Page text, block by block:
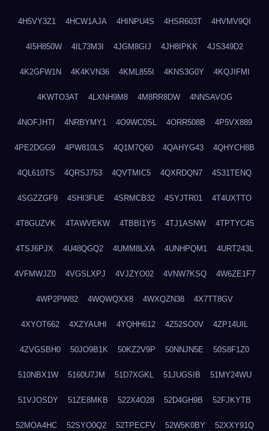
4H5VY3Z1 4HCW1AJA 4HINPU4S 4HSR603T 4HVMV9QI
4I5H850W 4IL73M3I 4JGM8GIJ 4JH8IPKK 4JS349D2
4K2GFW1N 4K4KVN36 4KML855I 4KNS3G0Y 4KQJIFMI
4KWTO3AT 4LXNH9M8 4M8RR8DW 4NNSAVOG
4NOFJHTI 4NRBYMY1 4O9WC0SL 4ORR508B 4P5VX889
4PE2DGG9 4PW810LS 4Q1M7Q60 4QAHYG43 4QHYCH8B
4QL610TS 4QRSJ753 4QVTMIC5 4QXRDQN7 4S31TENQ
4SGZZGF9 4SHI3FUE 4SRMCB32 4SYJTR01 4T4UXTTO
4T8GUZVK 4TAWVEKW 4TBBI1Y5 4TJ1ASNW 4TPTYC45
4TSJ6PJX 4U48QGQ2 4UMM8LXA 4UNHPQM1 4URT243L
4VFMWJZ0 4VGSLXPJ 4VJZYO02 4VNW7KSQ 4W6ZE1F7
4WP2PW82 4WQWQXX8 4WXQZN38 4X7TT8GV
4XYOT662 4XZYAUHI 4YQHH612 4Z52SO0V 4ZP14UIL
4ZVGSBH0 50JO9B1K 50KZ2V9P 50NNJN5E 50S8F1Z0
510NBX1W 5160U7JM 51D7XGKL 51JUGSIB 51MY24WU
51VJOSDY 51ZE8MKB 522X4O28 52D4GH9B 52FJKYTB
52MOA4HC 52SYO0Q2 52TPECFV 52W5K0BY 52XXY91Q